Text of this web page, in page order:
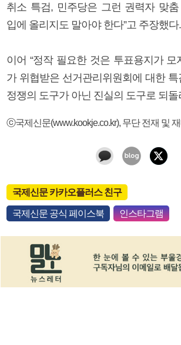
취소 특검, 민주당은 그런 권력자 맞
입에 올리지도 말아야 한다”고 주장했다.
이어 “정작 필요한 것은 투표용지가
가 위협받은 선거관리위원회에 대한 특
정쟁의 도구가 아닌 진실의 도구로 되돌
ⓒ국제신문(www.kookje.co.kr), 무단 전재 및
국제신문 카카오플러스 친구
국제신문 공식 페이스북 인스타그램